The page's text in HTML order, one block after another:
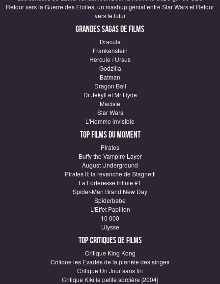
Retour vers la Guerre des Etoiles, un mashup génial entre Star Wars et Retour
vers le futur
Grandes sagas de Films
Dracula
Frankenstein
Hercule / Ursus
Godzilla
Batman
Dragon Ball
Dr Jekyll et Mr Hyde
Maciste
Star Wars
L'Homme invisible
Top Films du moment
Pirates
Buffy the Vampire Layer
August Underground
Pirates II: la revanche de Stagnetti
La Forteresse Infinie #1
Spider-Man Brand New Day
Spiderbabe
L'Effet Papillon
10 000
Ulysse
Top critiques de Films
Critique King Kong
Critique les Evadés de la planète des singes
Critique Un Jour sans fin
Critique Kiki la petite sorcière [2004]